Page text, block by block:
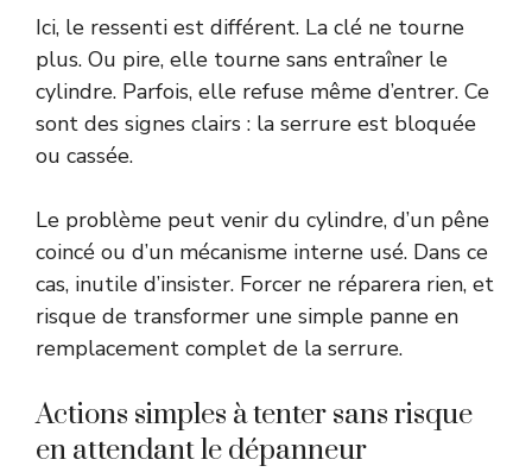
Ici, le ressenti est différent. La clé ne tourne
plus. Ou pire, elle tourne sans entraîner le
cylindre. Parfois, elle refuse même d’entrer. Ce
sont des signes clairs : la serrure est bloquée
ou cassée.
Le problème peut venir du cylindre, d’un pêne
coincé ou d’un mécanisme interne usé. Dans ce
cas, inutile d’insister. Forcer ne réparera rien, et
risque de transformer une simple panne en
remplacement complet de la serrure.
Actions simples à tenter sans risque
en attendant le dépanneur